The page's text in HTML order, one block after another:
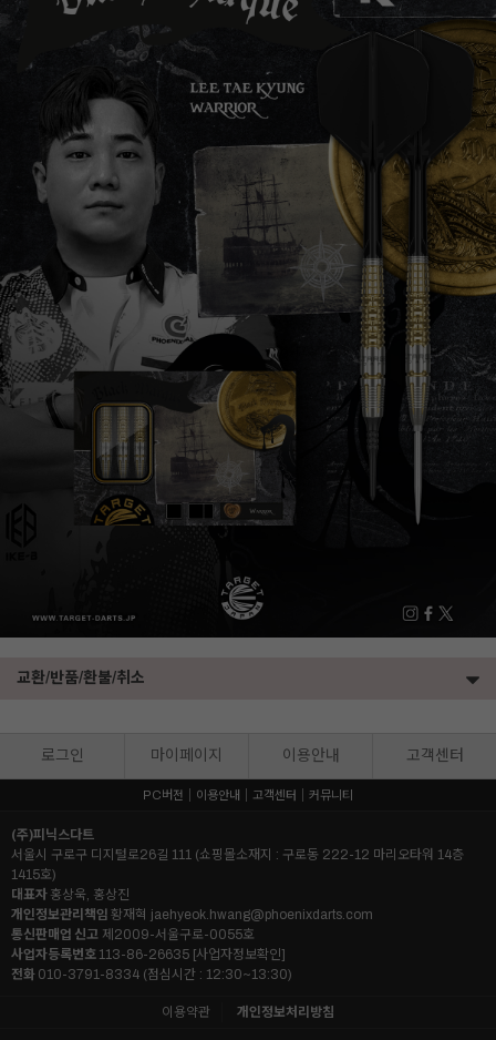
교환/반품/환불/취소
로그인 마이페이지 이용안내 고객센터
PC버전 이용안내 고객센터 커뮤니티
(주)피닉스다트
서울시 구로구 디지털로26길 111 (쇼핑몰소재지 : 구로동 222-12 마리오타워 14층
1415호)
대표자 홍상욱, 홍상진
개인정보관리책임 황재혁 jaehyeok.hwang@phoenixdarts.com
통신판매업 신고 제2009-서울구로-0055호
사업자등록번호 113-86-26635 [사업자정보확인]
전화 010-3791-8334 (점심시간 : 12:30~13:30)
이용약관 개인정보처리방침